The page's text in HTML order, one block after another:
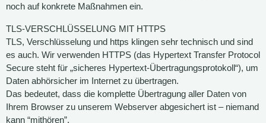
noch auf konkrete Maßnahmen ein.
TLS-VERSCHLÜSSELUNG MIT HTTPS
TLS, Verschlüsselung und https klingen sehr technisch und sind
es auch. Wir verwenden HTTPS (das Hypertext Transfer Protocol
Secure steht für „sicheres Hypertext-Übertragungsprotokoll“), um
Daten abhörsicher im Internet zu übertragen.
Das bedeutet, dass die komplette Übertragung aller Daten von
Ihrem Browser zu unserem Webserver abgesichert ist – niemand
kann “mithören”.